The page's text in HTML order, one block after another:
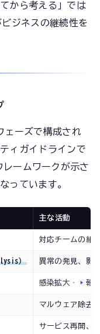
から考える」では
ビジネスの継続性を
ェーズで構成され
ィガイドラインで
ームワークが示さ
っています。
主な活動
対応チームの組
） 異常の発見、影
感染拡大・情報
マルウェア除去
サービス再開、